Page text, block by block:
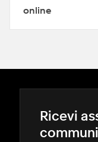
online
Ricevi